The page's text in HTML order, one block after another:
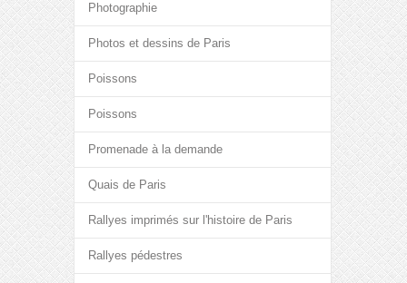
Photographie
Photos et dessins de Paris
Poissons
Poissons
Promenade à la demande
Quais de Paris
Rallyes imprimés sur l'histoire de Paris
Rallyes pédestres